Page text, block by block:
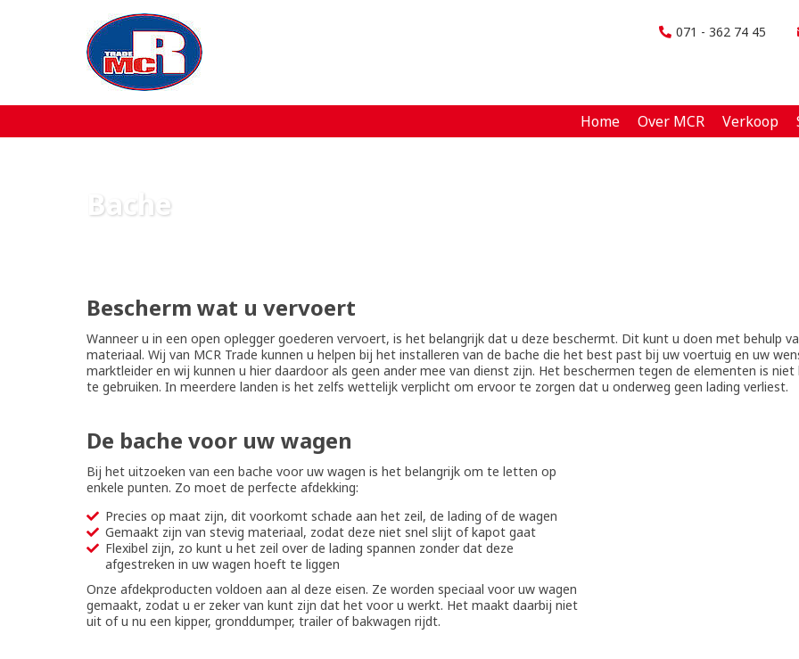
Over MCR
071 - 362 74 45
Home Over MCR Verkoop
Bache
Bescherm wat u vervoert
Wanneer u in een open oplegger goederen vervoert, is het belangrijk dat u deze beschermt. Dit kunt u doen met behulp
materiaal. Wij van MCR Trade kunnen u helpen bij het installeren van de bache die het best past bij uw voertuig en uw
marktleider en wij kunnen u hier daardoor als geen ander mee van dienst zijn. Het beschermen tegen de elementen is
te gebruiken. In meerdere landen is het zelfs wettelijk verplicht om ervoor te zorgen dat u onderweg geen lading verliest.
De bache voor uw wagen
Bij het uitzoeken van een bache voor uw wagen is het belangrijk om te letten op
enkele punten. Zo moet de perfecte afdekking:
Precies op maat zijn, dit voorkomt schade aan het zeil, de lading of de wagen
Gemaakt zijn van stevig materiaal, zodat deze niet snel slijt of kapot gaat
Flexibel zijn, zo kunt u het zeil over de lading spannen zonder dat deze
afgestreken in uw wagen hoeft te liggen
Onze afdekproducten voldoen aan al deze eisen. Ze worden speciaal voor uw wagen
gemaakt, zodat u er zeker van kunt zijn dat het voor u werkt. Het maakt daarbij niet
uit of u nu een kipper, gronddumper, trailer of bakwagen rijdt.